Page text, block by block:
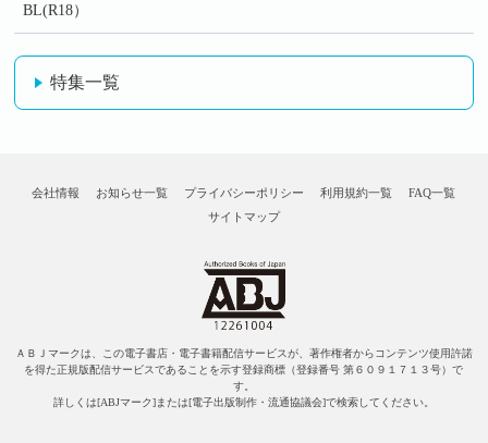
BL(R18）
特集一覧
会社情報 お知らせ一覧 プライバシーポリシー 利用規約一覧
FAQ一覧
サイトマップ
ＡＢＪマークは、この電子書店・電子書籍配信サービスが、著作権者からコンテンツ使用許諾
を得た正規版配信サービスであることを示す登録商標（登録番号 第６０９１７１３号）で
す。
詳しくは[ABJマーク]または[電子出版制作・流通協議会]で検索してください。